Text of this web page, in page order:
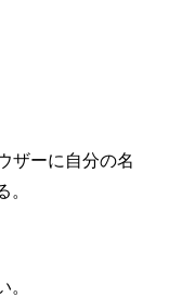
ザーに自分の名
。
。